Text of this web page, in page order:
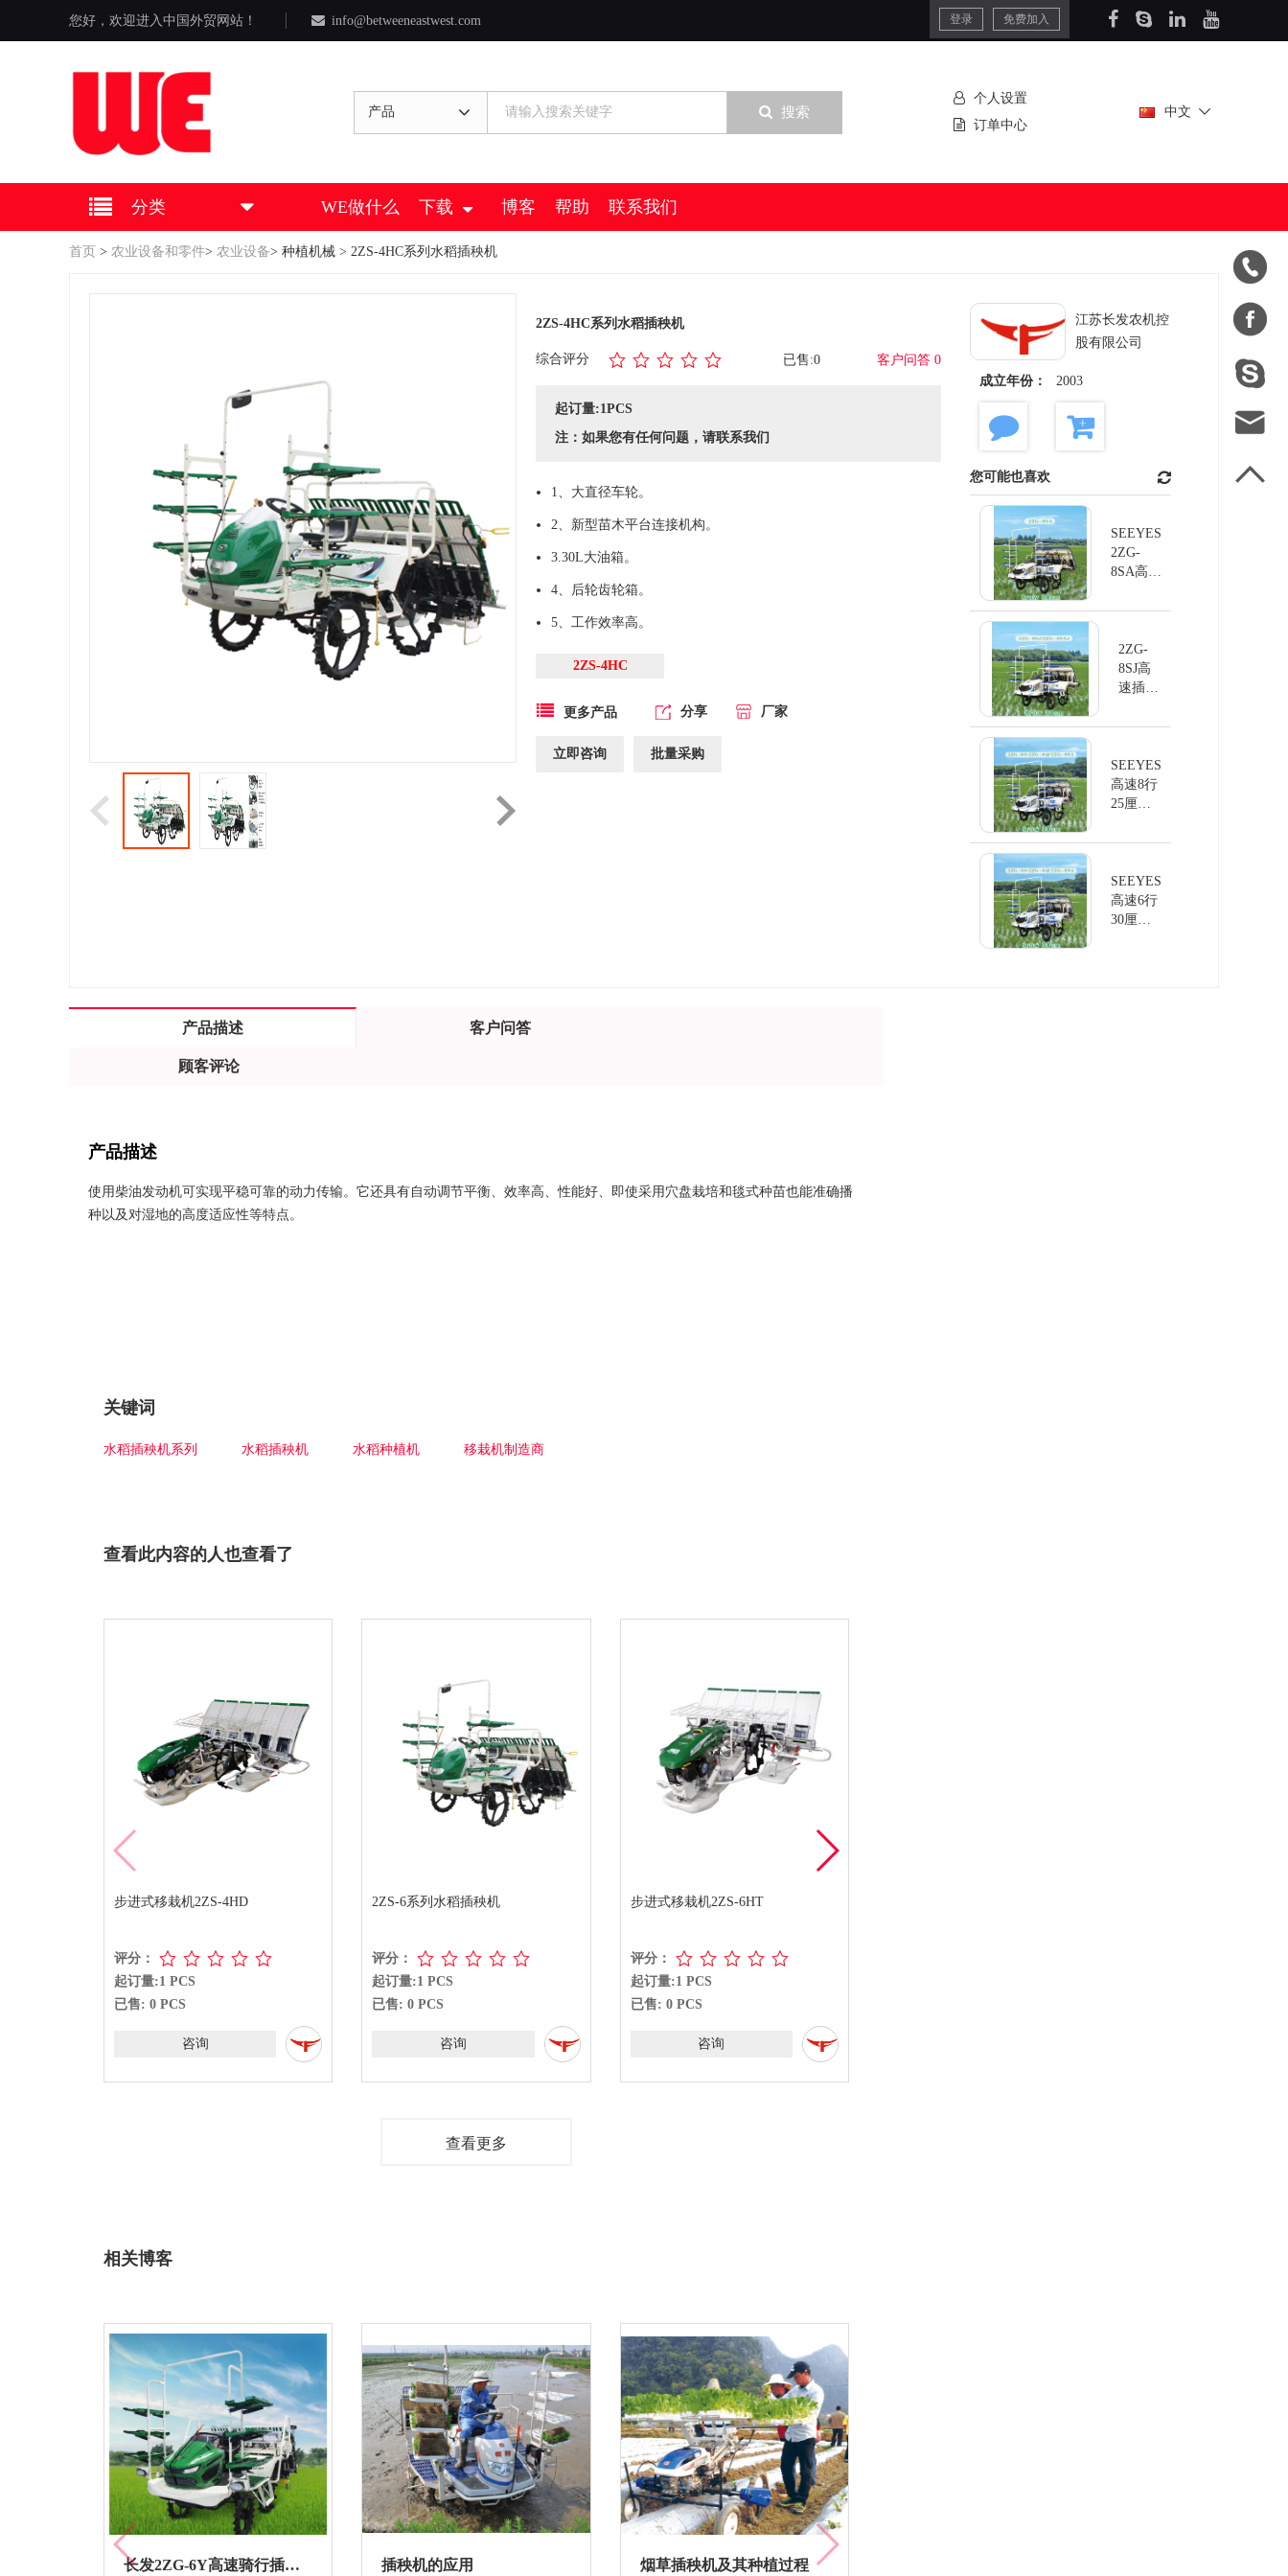
您好，欢迎进入中国外贸网站！ info@betweeneastwest.com 登录 免费加入





产品 搜索
个人设置
订单中心
中文
分类 WE做什么 下载 博客 帮助 联系我们
首页 > 农业设备和零件> 农业设备> 种植机械 > 2ZS-4HC系列水稻插秧机
2ZS-4HC系列水稻插秧机
综合评分 已售:0 客户问答 0
起订量:1PCS
注：如果您有任何问题，请联系我们
1、大直径车轮。
2、新型苗木平台连接机构。
3.30L大油箱。
4、后轮齿轮箱。
5、工作效率高。
2ZS-4HC
更多产品 分享 厂家
立即咨询 批量采购
江苏长发农机控
股有限公司
成立年份： 2003
您可能也喜欢
SEEYES
2ZG-
8SA高速
2ZG-
8SJ高
速插秧
SEEYES
高速8行
25厘米
SEEYES
高速6行
30厘米
产品描述 客户问答
顾客评论
产品描述
使用柴油发动机可实现平稳可靠的动力传输。它还具有自动调节平衡、效率高、性能好、即使采用穴盘栽培和毯式种苗也能准确播
种以及对湿地的高度适应性等特点。
关键词
水稻插秧机系列 水稻插秧机 水稻种植机 移栽机制造商
查看此内容的人也查看了
步进式移栽机2ZS-4HD
起订量:1 PCS
2ZS-6系列水稻插秧机
起订量:1 PCS
步进式移栽机2ZS-6HT
起订量:1 PCS
查看更多
相关博客
长发2ZG-6Y高速骑行插秧机 插秧机的应用 烟草插秧机及其种植过程